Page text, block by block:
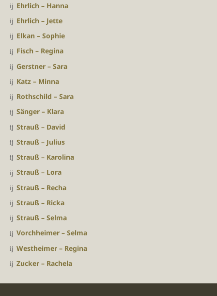
Ehrlich – Hanna
Ehrlich – Jette
Elkan – Sophie
Fisch – Regina
Gerstner – Sara
Katz – Minna
Rothschild – Sara
Sänger – Klara
Strauß – David
Strauß – Julius
Strauß – Karolina
Strauß – Lora
Strauß – Recha
Strauß – Ricka
Strauß – Selma
Vorchheimer – Selma
Westheimer – Regina
Zucker – Rachela